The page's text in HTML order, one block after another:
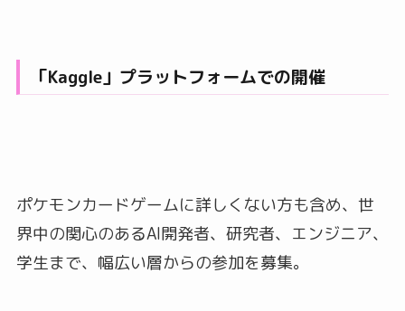
「Kaggle」プラットフォームでの開催
ポケモンカードゲームに詳しくない方も含め、世
界中の関心のあるAI開発者、研究者、エンジニア、
学生まで、幅広い層からの参加を募集。